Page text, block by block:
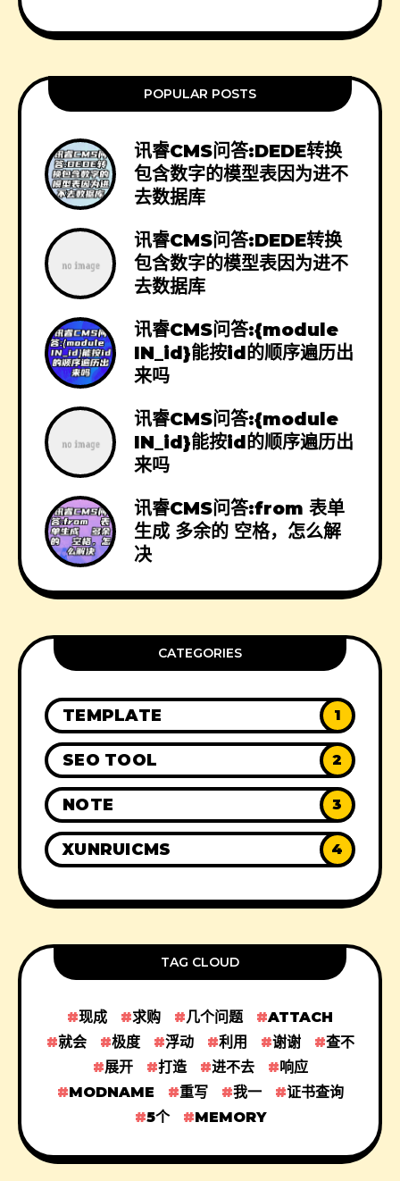
POPULAR POSTS
讯睿CMS问答:DEDE转换
包含数字的模型表因为进不
去数据库
讯睿CMS问答:DEDE转换
包含数字的模型表因为进不
去数据库
讯睿CMS问答:{module
IN_id}能按id的顺序遍历出
来吗
讯睿CMS问答:{module
IN_id}能按id的顺序遍历出
来吗
讯睿CMS问答:from 表单
生成 多余的 空格，怎么解
决
CATEGORIES
TEMPLATE 1
SEO TOOL 2
NOTE 3
XUNRUICMS 4
TAG CLOUD
现成 求购 几个问题
ATTACH
就会
极度 浮动 利用 谢谢
查不
展开
打造 进不去
响应
MODNAME
重写 我一
证书查询
5个
MEMORY